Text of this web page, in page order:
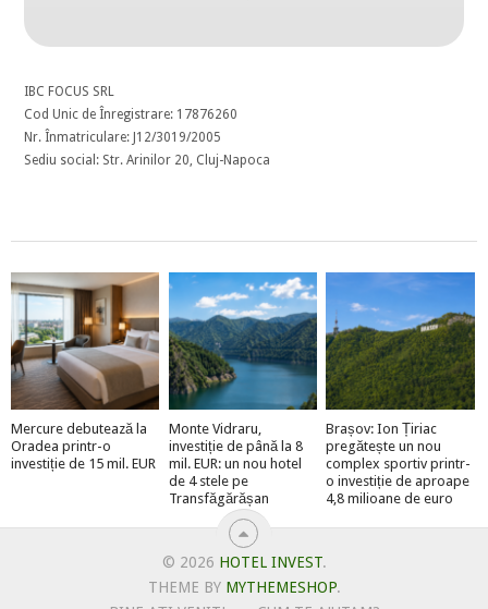
IBC FOCUS SRL
Cod Unic de Înregistrare: 17876260
Nr. Înmatriculare: J12/3019/2005
Sediu social: Str. Arinilor 20, Cluj-Napoca
Mercure debutează la
Oradea printr-o
investiție de 15 mil. EUR
Monte Vidraru,
investiție de până la 8
mil. EUR: un nou hotel
de 4 stele pe
Transfăgărășan
Brașov: Ion Țiriac
pregătește un nou
complex sportiv printr-
o investiție de aproape
4,8 milioane de euro
© 2026 HOTEL INVEST.
THEME BY MYTHEMESHOP.